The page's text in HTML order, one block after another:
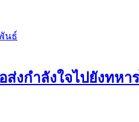
นธ์
งกำลังใจไปยังท